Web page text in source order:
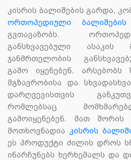
კისრის ბალიშების გარდა,
ორთოპედიული ბალიშების
გვთავაზობს.
განსხვავებული ასაკის
ჯანმრთელობის
გამო იყენებენ. არსებობს
მგზავრობისა და
დარღვევისთვის
რომლებსაც
გამოიყენებენ. მათ
მოთხოვნადია კისრის
ეს პროდუქტი ძილის დროს
ინარჩუნებს ხერხემალს და